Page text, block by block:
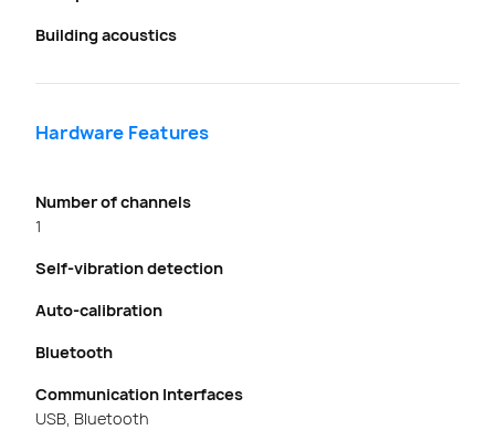
Building acoustics
Hardware Features
Number of channels
1
Self-vibration detection
Auto-calibration
Bluetooth
Communication Interfaces
USB, Bluetooth